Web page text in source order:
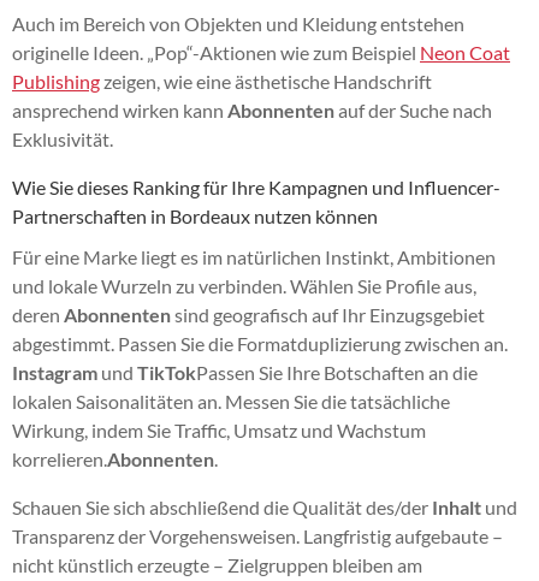
Auch im Bereich von Objekten und Kleidung entstehen
originelle Ideen. „Pop“-Aktionen wie zum Beispiel Neon Coat
Publishingzeigen, wie eine ästhetische Handschrift
ansprechend wirken kann Abonnentenauf der Suche nach
Exklusivität.
Wie Sie dieses Ranking für Ihre Kampagnen und Influencer-
Partnerschaften in Bordeaux nutzen können
Für eine Marke liegt es im natürlichen Instinkt, Ambitionen
und lokale Wurzeln zu verbinden. Wählen Sie Profile aus,
deren Abonnentensind geografisch auf Ihr Einzugsgebiet
abgestimmt. Passen Sie die Formatduplizierung zwischen an.
Instagram und TikTokPassen Sie Ihre Botschaften an die
lokalen Saisonalitäten an. Messen Sie die tatsächliche
Wirkung, indem Sie Traffic, Umsatz und Wachstum
korrelieren.Abonnenten.
Schauen Sie sich abschließend die Qualität des/der Inhalt und
Transparenz der Vorgehensweisen. Langfristig aufgebaute –
nicht künstlich erzeugte – Zielgruppen bleiben am